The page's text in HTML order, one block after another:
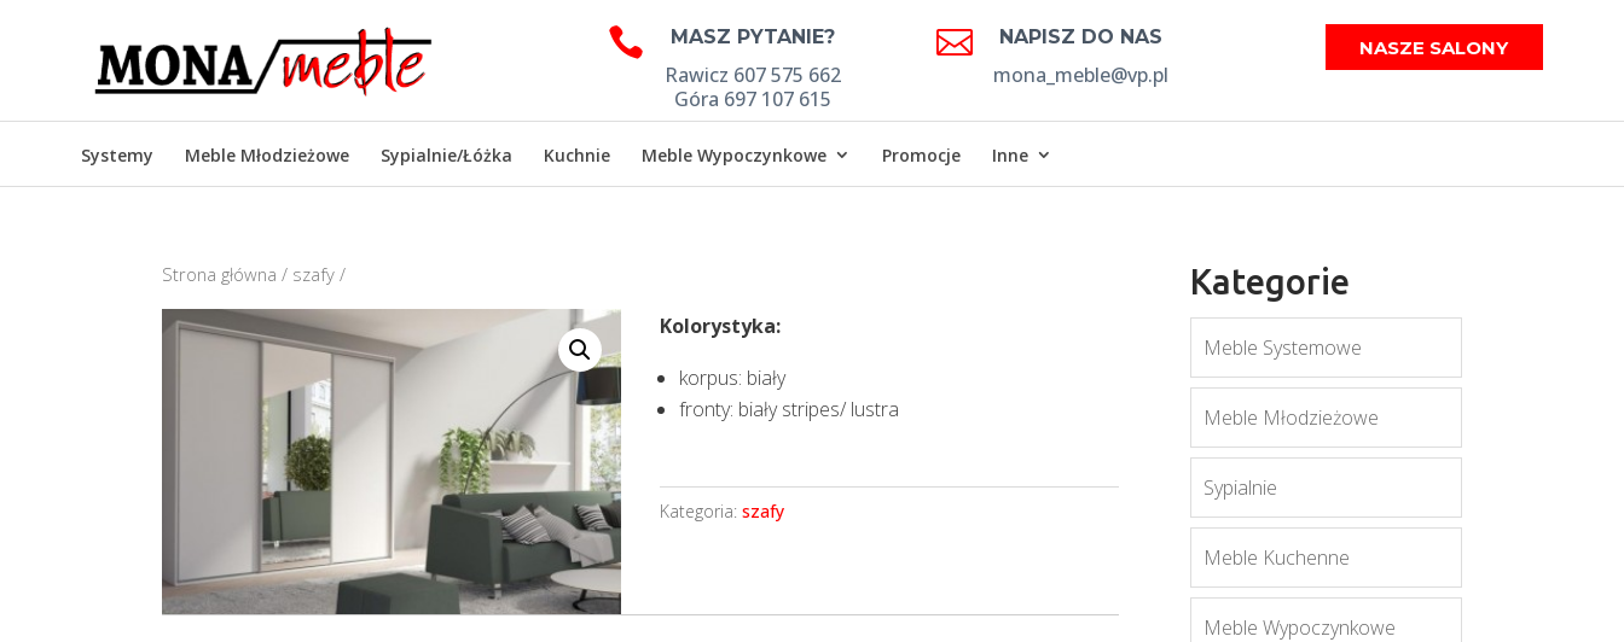
 MASZ PYTANIE?
Rawicz 607 575 662
Góra 697 107 615
 NAPISZ DO NAS
mona_meble@vp.pl
NASZE SALONY
Systemy Meble Młodzieżowe Sypialnie/Łóżka Kuchnie Meble Wypoczynkowe Promocje Inne
Strona główna / szafy /
Kolorystyka:
korpus: biały
fronty: biały stripes/ lustra
Kategoria:szafy
Kategorie
Meble Systemowe
Meble Młodzieżowe
Sypialnie
Meble Kuchenne
Meble Wypoczynkowe